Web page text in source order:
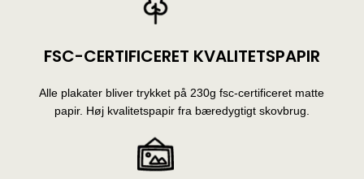
FSC-CERTIFICERET KVALITETSPAPIR
Alle plakater bliver trykket på 230g fsc-certificeret matte
papir. Høj kvalitetspapir fra bæredygtigt skovbrug.